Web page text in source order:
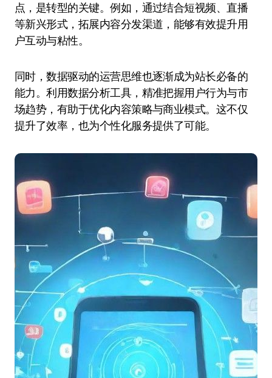
点，是转型的关键。例如，通过结合短视频、直播
等新兴形式，拓展内容分发渠道，能够有效提升用
户互动与粘性。
同时，数据驱动的运营思维也逐渐成为站长必备的
能力。利用数据分析工具，精准把握用户行为与市
场趋势，有助于优化内容策略与商业模式。这不仅
提升了效率，也为个性化服务提供了可能。